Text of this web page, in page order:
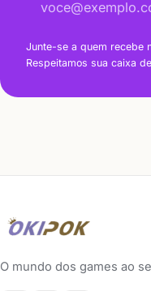
Junte-se a quem recebe
Respeitamos sua caixa
O mundo dos games ao